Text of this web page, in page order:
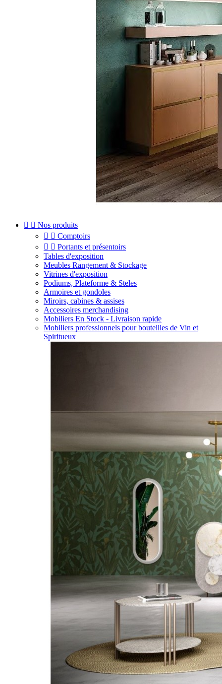
  Nos produits
  Comptoirs
  Portants et présentoirs
Tables d'exposition
Meubles Rangement & Stockage
Vitrines d'exposition
Podiums, Plateforme & Steles
Armoires et gondoles
Miroirs, cabines & assises
Accessoires merchandising
Mobiliers En Stock - Livraison rapide
Mobiliers professionnels pour bouteilles de Vin et
Spiritueux